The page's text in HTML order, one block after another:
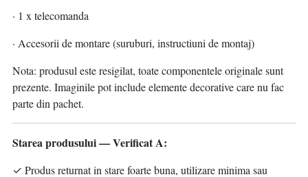
· 1 x telecomanda
· Accesorii de montare (suruburi, instructiuni de montaj)
Nota: produsul este resigilat, toate componentele originale sunt
prezente. Imaginile pot include elemente decorative care nu fac
parte din pachet.
Starea produsului — Verificat A:
✓ Produs returnat in stare foarte buna, utilizare minima sau